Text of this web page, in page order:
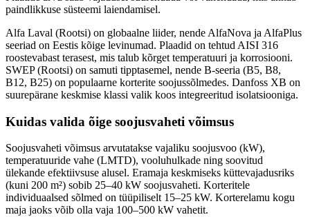
paindlikkuse süsteemi laiendamisel.
Alfa Laval (Rootsi) on globaalne liider, nende AlfaNova ja AlfaPlus
seeriad on Eestis kõige levinumad. Plaadid on tehtud AISI 316
roostevabast terasest, mis talub kõrget temperatuuri ja korrosiooni.
SWEP (Rootsi) on samuti tipptasemel, nende B-seeria (B5, B8,
B12, B25) on populaarne korterite soojussõlmedes. Danfoss XB on
suurepärane keskmise klassi valik koos integreeritud isolatsiooniga.
Kuidas valida õige soojusvaheti võimsus
Soojusvaheti võimsus arvutatakse vajaliku soojusvoo (kW),
temperatuuride vahe (LMTD), vooluhulkade ning soovitud
ülekande efektiivsuse alusel. Eramaja keskmiseks küttevajadusriks
(kuni 200 m²) sobib 25–40 kW soojusvaheti. Korteritele
individuaalsed sõlmed on tüüpiliselt 15–25 kW. Korterelamu kogu
maja jaoks võib olla vaja 100–500 kW vahetit.